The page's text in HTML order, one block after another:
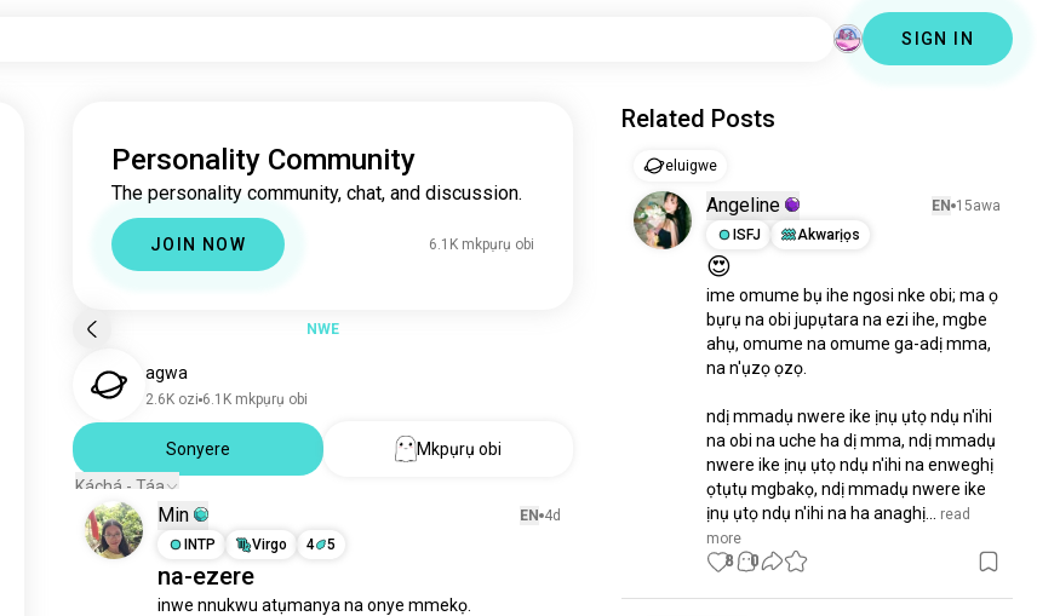
SIGN IN
Personality Community
The personality community, chat, and discussion.
JOIN NOW 6.1K mkpụrụ obi
NWE
agwa
2.6K ozi 6.1K mkpụrụ obi
Sonyere
Mkpụrụ obi
Káchá - Táa
Min EN 4d
INTP
Virgo 4 5
na-ezere
inwe nnukwu atụmanya na onye mmekọ.
Related Posts
eluigwe
Angeline EN 15awa
ISFJ
Akwarịọs
😍
ime omume bụ ihe ngosi nke obi; ma ọ
bụrụ na obi jupụtara na ezi ihe, mgbe
ahụ, omume na omume ga-adị mma,
na n'ụzọ ọzọ.
ndị mmadụ nwere ike ịnụ ụtọ ndụ n'ihi
na obi na uche ha dị mma, ndị mmadụ
nwere ike ịnụ ụtọ ndụ n'ihi na enweghị
ọtụtụ mgbakọ, ndị mmadụ nwere ike
ịnụ ụtọ ndụ n'ihi na ha anaghị...
read
more
8 0